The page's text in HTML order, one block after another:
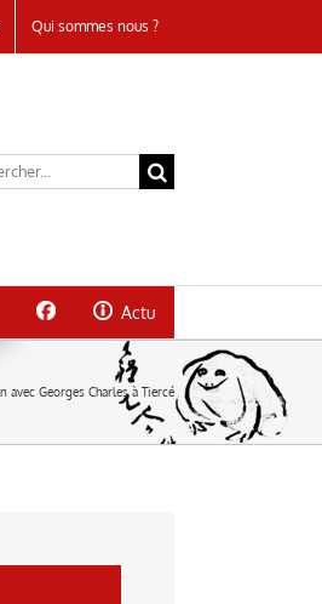
Qui sommes nous ?
Actu
avec Georges Charles à Tiercé